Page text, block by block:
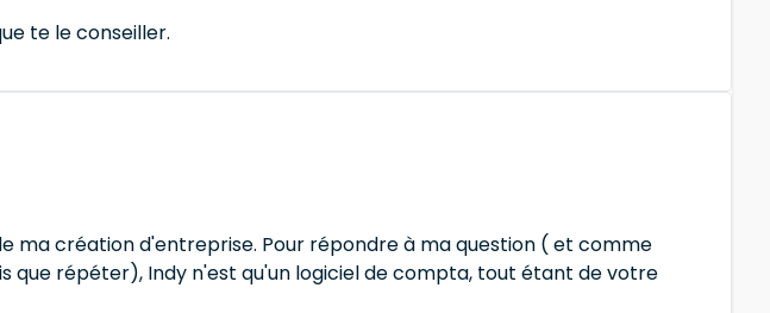
te le conseiller.
ma création d'entreprise. Pour répondre à ma question ( et comme
que répéter), Indy n'est qu'un logiciel de compta, tout étant de votre